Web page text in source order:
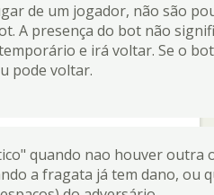
de um jogador, não são
A presença do bot não
e irá voltar. Se o
pode voltar.
quando nao houver outra
a fragata já tem dano, ou